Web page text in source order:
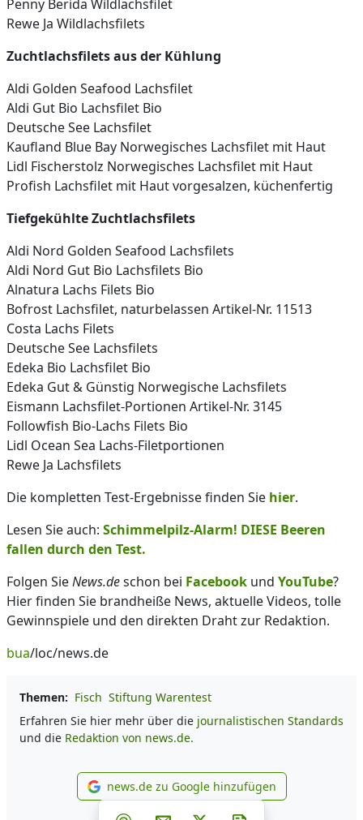
Penny Berida Wildlachsfilet
Rewe Ja Wildlachsfilets
Zuchtlachsfilets aus der Kühlung
Aldi Golden Seafood Lachsfilet
Aldi Gut Bio Lachsfilet Bio
Deutsche See Lachsfilet
Kaufland Blue Bay Norwegisches Lachsfilet mit Haut
Lidl Fischerstolz Norwegisches Lachsfilet mit Haut
Profish Lachsfilet mit Haut vorgesalzen, küchenfertig
Tiefgekühlte Zucht­lachs­filets
Aldi Nord Golden Seafood Lachsfilets
Aldi Nord Gut Bio Lachsfilets Bio
Alnatura Lachs Filets Bio
Bofrost Lachsfilet, naturbelassen Artikel-Nr. 11513
Costa Lachs Filets
Deutsche See Lachsfilets
Edeka Bio Lachsfilet Bio
Edeka Gut & Günstig Norwegische Lachsfilets
Eismann Lachsfilet-Portionen Artikel-Nr. 3145
Followfish Bio-Lachs Filets Bio
Lidl Ocean Sea Lachs-Filetportionen
Rewe Ja Lachsfilets
Die kompletten Test-Ergebnisse finden Sie hier.
Lesen Sie auch: Schimmelpilz-Alarm! DIESE Beeren
fallen durch den Test.
Folgen SieNews.deschon bei Facebook und YouTube?
Hier finden Sie brandheiße News, aktuelle Videos, tolle
Gewinnspiele und den direkten Draht zur Redaktion.
bua/loc/news.de
Themen: Fisch Stiftung Warentest
Erfahren Sie hier mehr über die journalistischen Standards
und die Redaktion von news.de.
news.de zu Google
news.de zu Google hinzufügen
Teilen auf Facebook
Teilen auf Whatsapp
Teilen auf Telegram